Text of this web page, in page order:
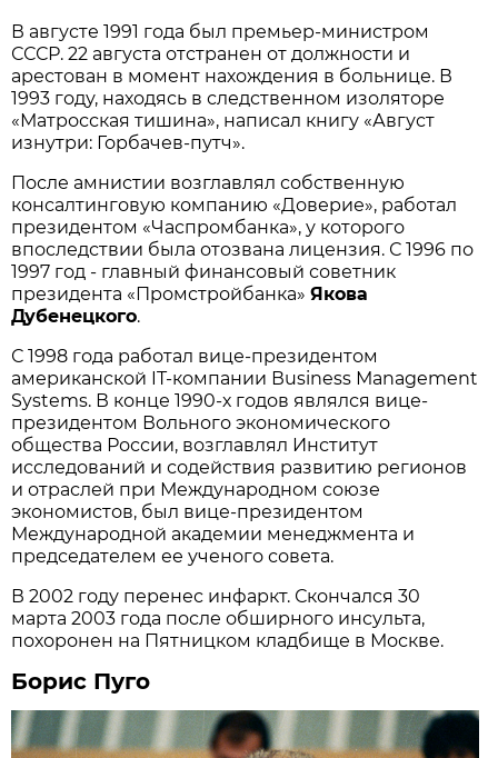
В августе 1991 года был премьер-министром
СССР. 22 августа отстранен от должности и
арестован в момент нахождения в больнице. В
1993 году, находясь в следственном изоляторе
«Матросская тишина», написал книгу «Август
изнутри: Горбачев-путч».
После амнистии возглавлял собственную
консалтинговую компанию «Доверие», работал
президентом «Часпромбанка», у которого
впоследствии была отозвана лицензия. С 1996 по
1997 год - главный финансовый советник
президента «Промстройбанка»Якова
Дубенецкого.
С 1998 года работал вице-президентом
американской IT-компании Вusiness Мanagement
Systems. В конце 1990-х годов являлся вице-
президентом Вольного экономического
общества России, возглавлял Институт
исследований и содействия развитию регионов
и отраслей при Международном союзе
экономистов, был вице-президентом
Международной академии менеджмента и
председателем ее ученого совета.
В 2002 году перенес инфаркт. Скончался 30
марта 2003 года после обширного инсульта,
похоронен на Пятницком кладбище в Москве.
Борис Пуго